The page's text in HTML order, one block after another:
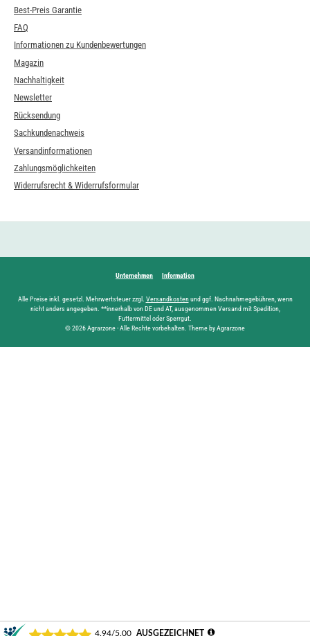
Best-Preis Garantie
FAQ
Informationen zu Kundenbewertungen
Magazin
Nachhaltigkeit
Newsletter
Rücksendung
Sachkundenachweis
Versandinformationen
Zahlungsmöglichkeiten
Widerrufsrecht & Widerrufsformular
Unternehmen Information
Alle Preise inkl. gesetzl. Mehrwertsteuer zzgl. Versandkostenund ggf. Nachnahmegebühren, wenn
nicht anders angegeben. **innerhalb von DE und AT, ausgenommen Versand mit Spedition,
Futtermittel oder Sperrgut.
© 2026 Agrarzone - Alle Rechte vorbehalten. Theme by Agrarzone